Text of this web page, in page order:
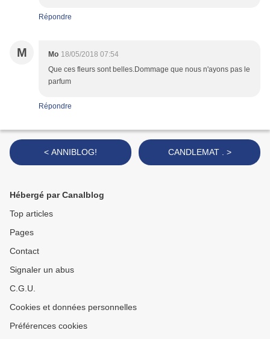
Répondre
M Mo 18/05/2018 07:54
Que ces fleurs sont belles.Dommage que nous n'ayons pas le
parfum
Répondre
< ANNIBLOG! CANDLEMAT . >
Hébergé par Canalblog
Top articles
Pages
Contact
Signaler un abus
C.G.U.
Cookies et données personnelles
Préférences cookies